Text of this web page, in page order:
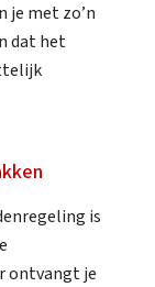
je met zo’n
dat het
is
ontvangt je